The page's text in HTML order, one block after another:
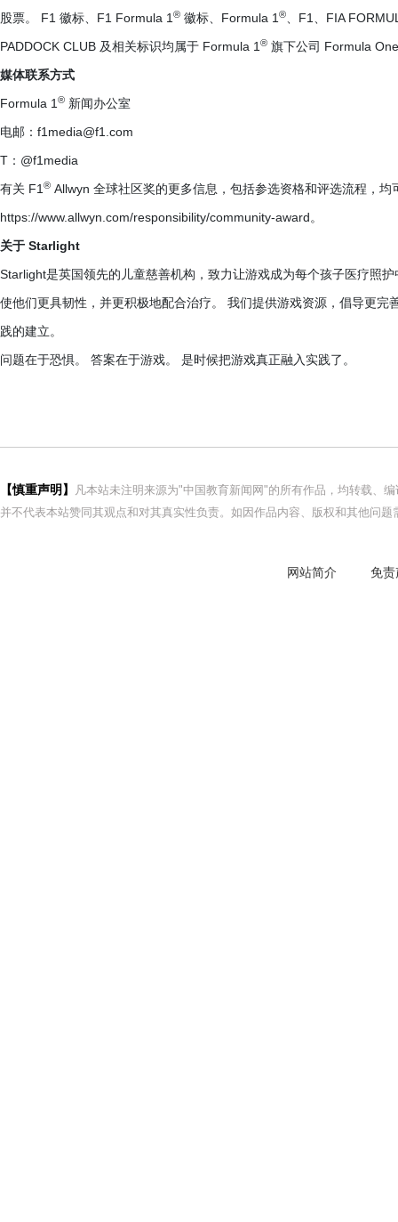
股票。 F1 徽标、F1 Formula 1 ® 徽标、Formula 1 ®
、F1、FIA
PADDOCK CLUB 及相关标识均属于 Formula 1 ® 旗下公司 Formula
媒体联系方式
Formula 1 ® 新闻办公室
电邮：f1media@f1.com
T：@f1media
有关 F1 ® Allwyn 全球社区奖的更多信息，包括参选资格和评选流程，均
https://www.allwyn.com/responsibility/community-award。
关于 Starlight
Starlight是英国领先的儿童慈善机构，致力让游戏成为每个孩子医疗照
使他们更具韧性，并更积极地配合治疗。 我们提供游戏资源，倡导更
践的建立。
问题在于恐惧。 答案在于游戏。 是时候把游戏真正融入实践了。
【慎重声明】
凡本站未注明来源为"中国教育新闻网"的所有作品，均转载、
并不代表本站赞同其观点和对其真实性负责。如因作品内容、版权和其他问
网站简介 免责